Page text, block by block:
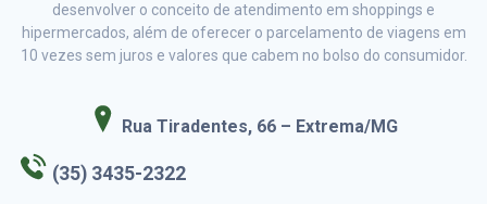
desenvolver o conceito de atendimento em shoppings e
hipermercados, além de oferecer o parcelamento de viagens em
10 vezes sem juros e valores que cabem no bolso do consumidor.
Rua Tiradentes, 66 – Extrema/MG
(35) 3435-2322